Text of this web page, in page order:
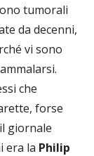
tumorali
da decenni,
vi sono
che
forse
giornale
era la Philip